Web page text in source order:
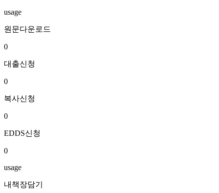
usage
원문다운로드
0
대출신청
0
복사신청
0
EDDS신청
0
usage
내책장담기